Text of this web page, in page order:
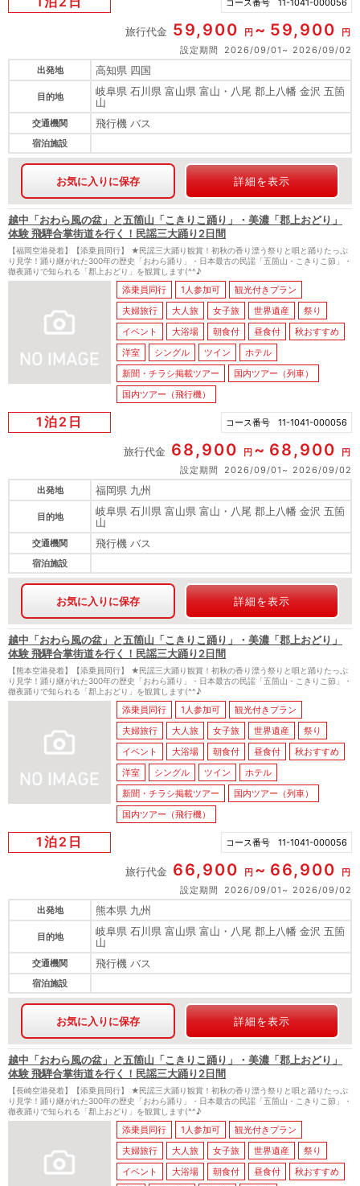
コース番号 11-1041-000056
旅行代金 59,900 円 59,900
円
設定期間
2026/09/01
2026/09/02
出発地
高知県 四国
目的地
岐阜県 石川県 富山県 富山・八尾 郡上八幡 金沢 五箇
山
交通機関 飛行機 バス
宿泊施設
お気に入りに保存 詳細を表示
越中「おわら風の盆」と五箇山「こきりこ踊り」・美濃「郡上おどり」
体験 飛騨合掌街道を行く！民謡三大踊り2日間
【福岡空港発着】【添乗員同行】 ★民謡三大踊り観賞！初秋の香り漂う祭りと唄と踊りたっぷ
り見学！踊り継がれた300年の歴史「おわら踊り」・日本最古の民謡「五箇山・こきりこ節」・
徹夜踊りで知られる「郡上おどり」を観賞します(^^♪
添乗員同行 1人参加可
観光付きプラン
夫婦旅行
大人旅 女子旅 世界遺産
祭り
イベント
大浴場 朝食付 昼食付
秋おすすめ
洋室
シングル ツイン
ホテル
新聞・チラシ掲載ツアー
国内ツアー（列車）
国内ツアー（飛行機）
1泊2日 コース番号 11-1041-000056
旅行代金 68,900 円 68,900
円
設定期間
2026/09/01
2026/09/02
出発地
福岡県 九州
目的地
岐阜県 石川県 富山県 富山・八尾 郡上八幡 金沢 五箇
山
交通機関 飛行機 バス
宿泊施設
お気に入りに保存 詳細を表示
越中「おわら風の盆」と五箇山「こきりこ踊り」・美濃「郡上おどり」
体験 飛騨合掌街道を行く！民謡三大踊り2日間
【熊本空港発着】【添乗員同行】 ★民謡三大踊り観賞！初秋の香り漂う祭りと唄と踊りたっぷ
り見学！踊り継がれた300年の歴史「おわら踊り」・日本最古の民謡「五箇山・こきりこ節」・
徹夜踊りで知られる「郡上おどり」を観賞します(^^♪
添乗員同行 1人参加可
観光付きプラン
夫婦旅行
大人旅 女子旅 世界遺産
祭り
イベント
大浴場 朝食付 昼食付
秋おすすめ
洋室
シングル ツイン
ホテル
新聞・チラシ掲載ツアー
国内ツアー（列車）
国内ツアー（飛行機）
1泊2日 コース番号 11-1041-000056
旅行代金 66,900 円 66,900
円
設定期間
2026/09/01
2026/09/02
出発地
熊本県 九州
目的地
岐阜県 石川県 富山県 富山・八尾 郡上八幡 金沢 五箇
山
交通機関 飛行機 バス
宿泊施設
お気に入りに保存 詳細を表示
越中「おわら風の盆」と五箇山「こきりこ踊り」・美濃「郡上おどり」
体験 飛騨合掌街道を行く！民謡三大踊り2日間
【長崎空港発着】【添乗員同行】 ★民謡三大踊り観賞！初秋の香り漂う祭りと唄と踊りたっぷ
り見学！踊り継がれた300年の歴史「おわら踊り」・日本最古の民謡「五箇山・こきりこ節」・
徹夜踊りで知られる「郡上おどり」を観賞します(^^♪
添乗員同行 1人参加可
観光付きプラン
夫婦旅行
大人旅 女子旅 世界遺産
祭り
イベント
大浴場 朝食付 昼食付
秋おすすめ